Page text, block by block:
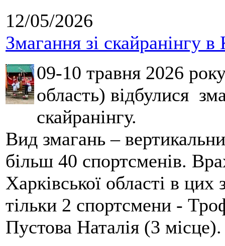
12/05/2026
Змагання зі скайранінгу в
09-10 травня 2026
область) відбулися
скайранінгу.
Вид змагань –
більш 40 спортсменів.
Харківської області в
тільки 2 спортсмени -
Пустова Наталія (3 місце).